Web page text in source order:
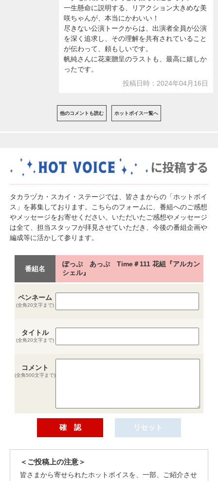
一生懸命に説明する、リアクション大きめな美
咲ちゃんが、本当にかわいい！
尽きない公演トークからは、出演者全員が公演
を深く追求し、その理解を共有されていること
が伝わって、頼もしいです。
帆純さんに花束贈呈のラストも、最高に嬉しか
ったです。
投稿日時：2024年04月16日
他のコメントも読む ホットボイス一覧へ
タカラヅカ・スカイ・ステージでは、皆さまからの「ホットボイ
ス」を募集しております。こちらのフォームに、番組へのご感想
やメッセージをお寄せください。いただいたご感想やメッセージ
は全て、担当スタッフが拝見させていただき、今後の番組企画や
編成等に活かして参ります。
番組名
ぽっぷ あっぷ Time＃111 花組『アルカン
シェル』
ペンネーム
(全角20文字まで)
タイトル
(全角20文字まで)
コメント
(全角500文字まで)
＜ご投稿上の注意＞
皆さまから寄せられたホットボイスを、一部、ご紹介させ